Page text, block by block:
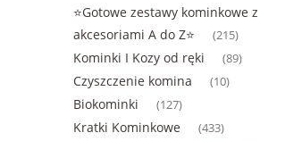
⭐Gotowe zestawy kominkowe z
akcesoriami A do Z⭐
(215)
Kominki I Kozy od ręki (89)
Czyszczenie komina (10)
Biokominki (127)
Kratki Kominkowe (433)